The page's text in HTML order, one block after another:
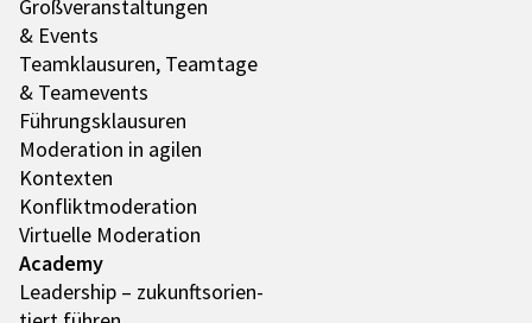
Groß­ver­an­stal­tun­gen
& Events
Team­klau­su­ren, Team­tage
& Team­e­vents
Führungs­klau­su­ren
Mode­ra­tion in agilen
Kontex­ten
Konflikt­mo­de­ra­tion
Virtu­elle Mode­ra­tion
Academy
Leader­ship – zukunfts­ori­en­